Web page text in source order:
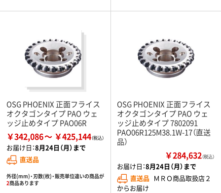
OSG PHOENIX 正面フライス
オクタゴンタイプ PAO ウェ
ッジ止めタイプ PAO06R
￥342,086 ￥425,144
お届け日：8月24日（月）まで
直送品
外径(mm)・刃数(枚)・販売単位違いの商品が
2商品あります
OSG PHOENIX 正面フライス
オクタゴンタイプ PAO ウェ
ッジ止めタイプ 7802091
PAO06R125M38.1W-17（直送
品）
￥284,632（税込）
お届け日：8月24日（月）まで
直送品 ＭＲＯ商品取扱店２
からお届け